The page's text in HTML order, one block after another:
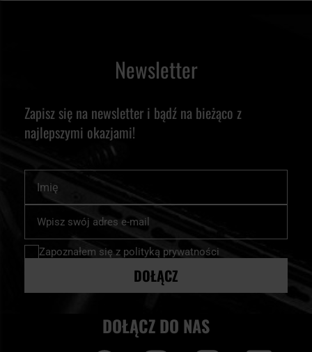
Newsletter
Zapisz się na newsletter i bądź na bieżąco z
najlepszymi okazjami!
nasz
newsletter:
Zapoznałem się z polityką prywatności
DOŁĄCZ
DOŁĄCZ DO NAS